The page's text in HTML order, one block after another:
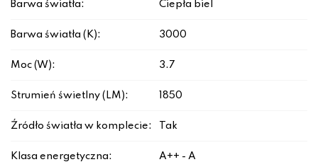
Barwa światła: Ciepła biel
Barwa światła (K): 3000
Moc (W): 3.7
Strumień świetlny (LM): 1850
Źródło światła w komplecie: Tak
Klasa energetyczna: A++ - A